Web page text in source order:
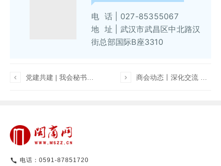
电 话 | 027-85355067
地 址 | 武汉市武昌区中北路汉
街总部国际B座3310
 
电话：0591-87851720